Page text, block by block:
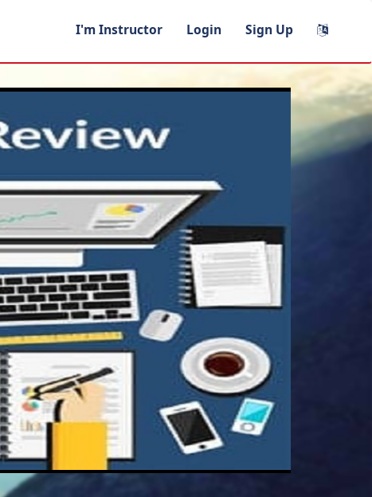
I'm Instructor Login Sign Up